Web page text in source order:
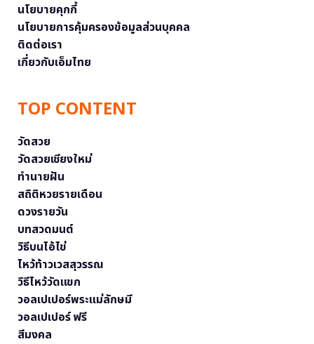
นโยบายคุกกี้
นโยบายการคุ้มครองข้อมูลส่วนบุคคล
ติดต่อเรา
เกี่ยวกับเอ็มไทย
TOP CONTENT
วัดสวย
วัดสวยเชียงใหม่
ทำนายฝัน
สถิติหวยรายเดือน
ดวงรายวัน
บทสวดมนต์
วิธีบนไอ้ไข่
ไหว้ท้าวเวสสุวรรณ
วิธีไหว้วัดแขก
วอลเปเปอร์พระแม่ลักษมี
วอลเปเปอร์ ฟรี
สีมงคล